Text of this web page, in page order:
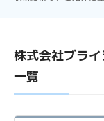
株式会社ブラ
一覧